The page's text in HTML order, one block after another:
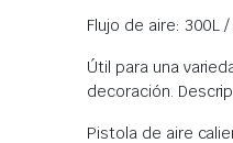
Flujo de aire: 300L
Útil para una
decoración.
Pistola de aire